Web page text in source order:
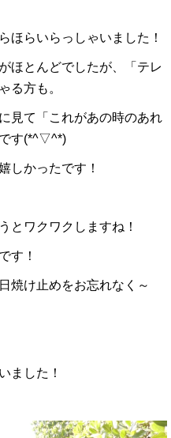
ほらいらっしゃいました！
ほとんどでしたが、「テレ
る方も。
見て「これがあの時のあれ
す(*^▽^*)
しかったです！
とワクワクしますね！
す！
焼け止めをお忘れなく～
ました！